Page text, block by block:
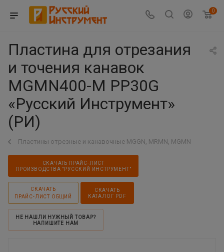
0
Пластина для отрезания
и точения канавок
MGMN400-M PP30G
«Русский Инструмент»
(РИ)
Пластины отрезные и канавочные MGGN, MRMN, MGMN
СКАЧАТЬ ПРАЙС-ЛИСТ
ПРОИЗВОДСТВА "РУССКИЙ ИНСТРУМЕНТ"
СКАЧАТЬ
ПРАЙС-ЛИСТ ОБЩИЙ
СКАЧАТЬ
КАТАЛОГ PDF
НЕ НАШЛИ НУЖНЫЙ ТОВАР?
НАПИШИТЕ НАМ